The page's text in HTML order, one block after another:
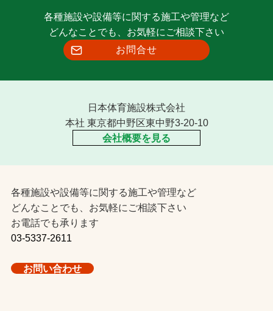
各種施設や設備等に関する施工や管理など
どんなことでも、お気軽にご相談下さい
お問合せ
日本体育施設株式会社
本社 東京都中野区東中野3-20-10
会社概要を見る
各種施設や設備等に関する施工や管理など
どんなことでも、お気軽にご相談下さい
お電話でも承ります
03-5337-2611
お問い合わせ